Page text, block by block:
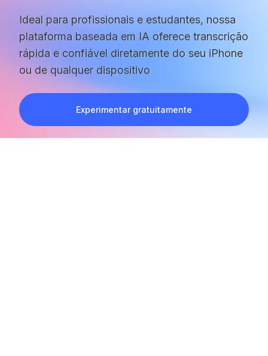
Ideal para profissionais e estudantes, nossa
plataforma baseada em IA oferece transcrição
rápida e confiável diretamente do seu iPhone
ou de qualquer dispositivo
Experimentar gratuitamente